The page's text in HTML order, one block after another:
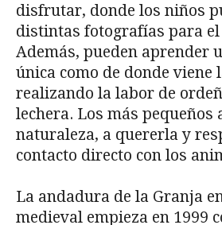
disfrutar, donde los niños
distintas fotografías para el
Además, pueden aprender
única como de donde viene
realizando la labor de
lechera. Los más pequeños
naturaleza, a quererla y
contacto directo con los
La andadura de la Granja
medieval empieza en 1999